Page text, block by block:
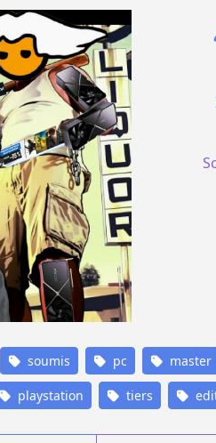
soumis pc master
playstation tiers